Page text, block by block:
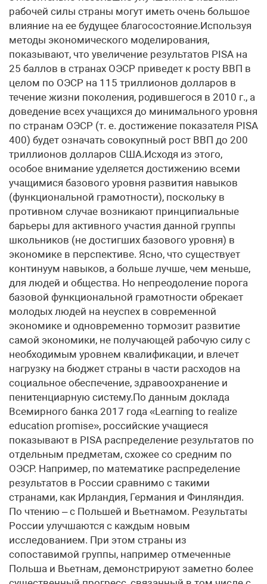
рабочей силы страны могут иметь очень большое
влияние на ее будущее благосостояние.Используя
методы экономического моделирования,
показывают, что увеличение результатов PISA на
25 баллов в странах ОЭСР приведет к росту ВВП в
целом по ОЭСР на 115 триллионов долларов в
течение жизни поколения, родившегося в 2010 г., а
доведение всех учащихся до минимального уровня
по странам ОЭСР (т. е. достижение показателя PISA
400) будет означать совокупный рост ВВП до 200
триллионов долларов США.Исходя из этого,
особое внимание уделяется достижению всеми
учащимися базового уровня развития навыков
(функциональной грамотности), поскольку в
противном случае возникают принципиальные
барьеры для активного участия данной группы
школьников (не достигших базового уровня) в
экономике в перспективе. Ясно, что существует
континуум навыков, а больше лучше, чем меньше,
для людей и общества. Но непреодоление порога
базовой функциональной грамотности обрекает
молодых людей на неуспех в современной
экономике и одновременно тормозит развитие
самой экономики, не получающей рабочую силу с
необходимым уровнем квалификации, и влечет
нагрузку на бюджет страны в части расходов на
социальное обеспечение, здравоохранение и
пенитенциарную систему.По данным доклада
Всемирного банка 2017 года «Learning to realize
education promise», российские учащиеся
показывают в PISA распределение результатов по
отдельным предметам, схожее со средним по
ОЭСР. Например, по математике распределение
результатов в России сравнимо с такими
странами, как Ирландия, Германия и Финляндия.
По чтению – с Польшей и Вьетнамом. Результаты
России улучшаются с каждым новым
исследованием. При этом страны из
сопоставимой группы, например отмеченные
Польша и Вьетнам, демонстрируют заметно более